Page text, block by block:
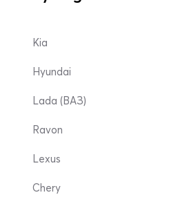
Kia
Hyundai
Lada (ВАЗ)
Ravon
Lexus
Chery